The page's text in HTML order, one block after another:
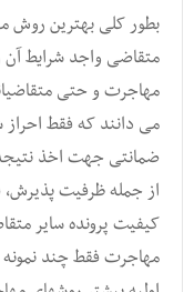
بطور کلی بهترین
متقاضی واجد شرایط
مهاجرت و حتی
می دانند که فقط
ضمانتی جهت اخذ
از جمله ظرفیت پذیرش,
کیفیت پرونده سایر
مهاجرت فقط چند